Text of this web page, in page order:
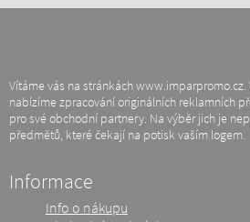
Vítáme vás na stránkách www.imparpromo.cz.
nabízíme zpracování originálních reklamních
pro své obchodní partnery. Na výběr jich je
předmětů, které čekají na potisk vaším logem.
Informace
Info o nákupu